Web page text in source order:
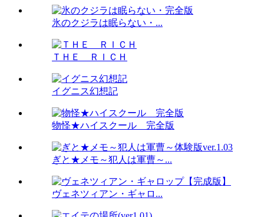
氷のクジラは眠らない・...
ＴＨＥ ＲＩＣＨ
イグニス幻想記
物怪★ハイスクール 完全版
ぎと★メモ～犯人は軍曹～...
ヴェネツィアン・ギャロ...